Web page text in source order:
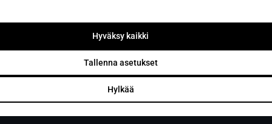
Hylkää
Tallenna asetukset
Hyväksy kaikki
Muuuntotie 3, 01510 VANTAA
(i samband med Kannus-Talo)
0403 470 230
info@sunsauna.fi